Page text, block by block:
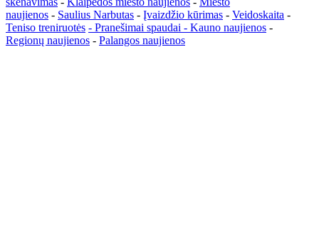
naujienos - Saulius Narbutas - Įvaizdžio kūrimas - Veidoskaita -
Teniso treniruotės - Pranešimai spaudai - Kauno naujienos -
Regionų naujienos - Palangos naujienos